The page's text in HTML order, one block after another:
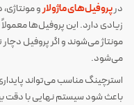
درپروفیل‌های ماژولارو
زیادی دارد. این پروفیل‌ها
مونتاژ می‌شوند و اگر پروفیل
می‌شود.
استرچینگ مناسب می‌تواند
باعث شود سیستم نهایی با دقت